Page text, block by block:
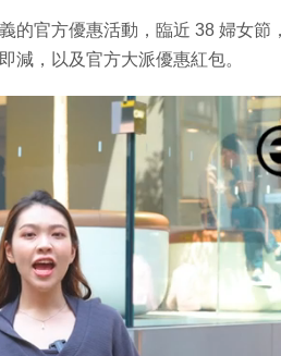
的官方優惠活動，臨近 38 婦女節
減，以及官方大派優惠紅包。